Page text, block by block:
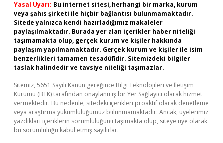
Yasal Uyarı: Bu internet sitesi, herhangi bir marka, kurum
veya şahıs şirketi ile hiçbir bağlantısı bulunmamaktadır.
Sitede yalnızca kendi hazırladığımız makaleler
paylaşılmaktadır. Burada yer alan içerikler haber niteliği
taşımamakta olup, gerçek kurum ve kişiler hakkında
paylaşım yapılmamaktadır. Gerçek kurum ve kişiler ile isim
benzerlikleri tamamen tesadüfidir. Sitemizdeki bilgiler
taslak halindedir ve tavsiye niteliği taşımazlar.
Sitemiz, 5651 Sayılı Kanun gereğince Bilgi Teknolojileri ve İletişim
Kurumu (BTK) tarafından onaylanmış bir Yer Sağlayıcı olarak hizmet
vermektedir. Bu nedenle, sitedeki içerikleri proaktif olarak denetleme
veya araştırma yükümlülüğümüz bulunmamaktadır. Ancak, üyelerimiz
yazdıkları içeriklerin sorumluluğunu taşımakta olup, siteye üye olarak
bu sorumluluğu kabul etmiş sayılırlar.